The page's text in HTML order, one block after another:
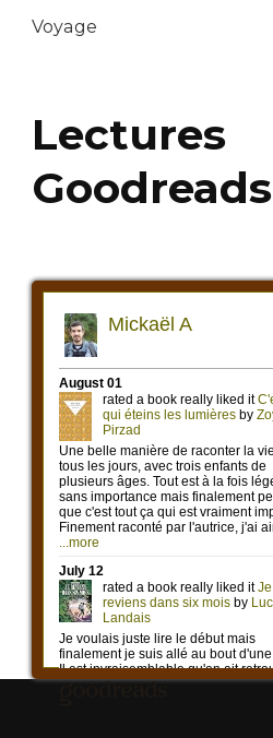
Voyage
Lectures
Goodreads